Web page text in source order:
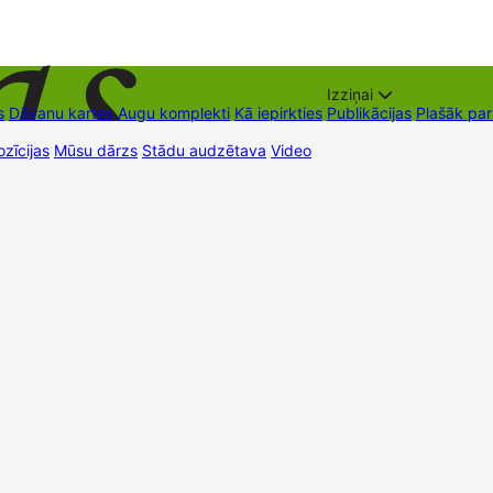
Dāvanu kartes Augu komplekti Kā iepirkties
Izziņai
Publikācijas Plašāk
Mūsu dārzs Stādu audzētava Video